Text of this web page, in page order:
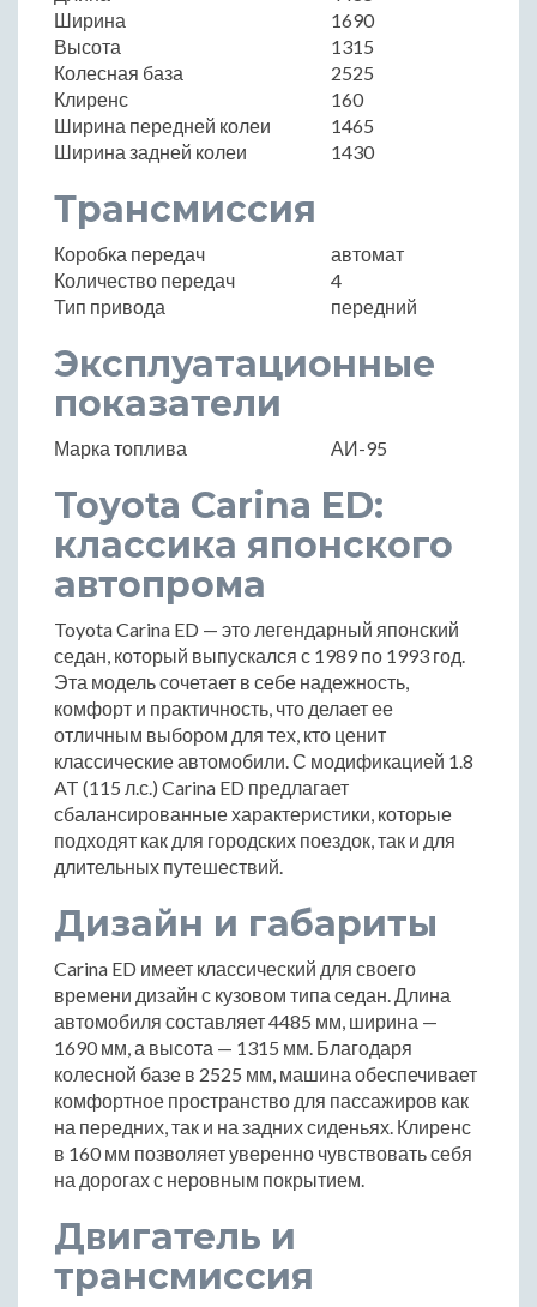
Ширина
1690
Высота
1315
Колесная база
2525
Клиренс
160
Ширина передней колеи
1465
Ширина задней колеи
1430
Трансмиссия
Коробка передач
автомат
Количество передач
4
Тип привода
передний
Эксплуатационные
показатели
Марка топлива АИ-95
Toyota Carina ED:
классика японского
автопрома
Toyota Carina ED — это легендарный японский
седан, который выпускался с 1989 по 1993 год.
Эта модель сочетает в себе надежность,
комфорт и практичность, что делает ее
отличным выбором для тех, кто ценит
классические автомобили. С модификацией 1.8
AT (115 л.с.) Carina ED предлагает
сбалансированные характеристики, которые
подходят как для городских поездок, так и для
длительных путешествий.
Дизайн и габариты
Carina ED имеет классический для своего
времени дизайн с кузовом типа седан. Длина
автомобиля составляет 4485 мм, ширина —
1690 мм, а высота — 1315 мм. Благодаря
колесной базе в 2525 мм, машина обеспечивает
комфортное пространство для пассажиров как
на передних, так и на задних сиденьях. Клиренс
в 160 мм позволяет уверенно чувствовать себя
на дорогах с неровным покрытием.
Двигатель и
трансмиссия